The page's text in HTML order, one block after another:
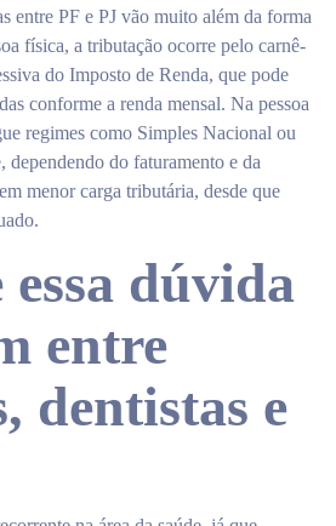
entre PF e PJ vão muito além da forma
física, a tributação ocorre pelo carnê-
do Imposto de Renda, que pode
conforme a renda mensal. Na pessoa
regimes como Simples Nacional ou
do faturamento e da
menor carga tributária, desde que
dúvida
entre
dentistas e